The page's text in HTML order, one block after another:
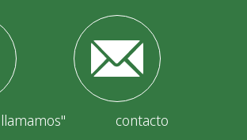
contacto